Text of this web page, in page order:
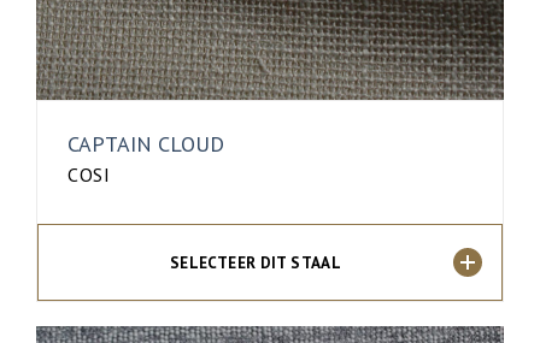
CAPTAIN CLOUD
COSI
SELECTEER DIT STAAL